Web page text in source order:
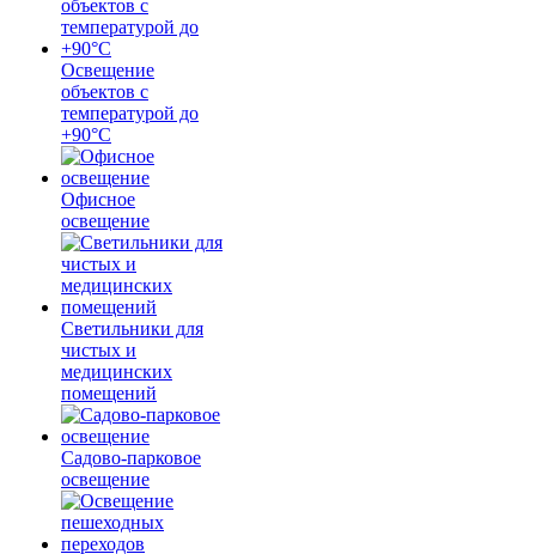
Освещение
объектов с
температурой до
+90°С
Офисное
освещение
Светильники для
чистых и
медицинских
помещений
Садово-парковое
освещение